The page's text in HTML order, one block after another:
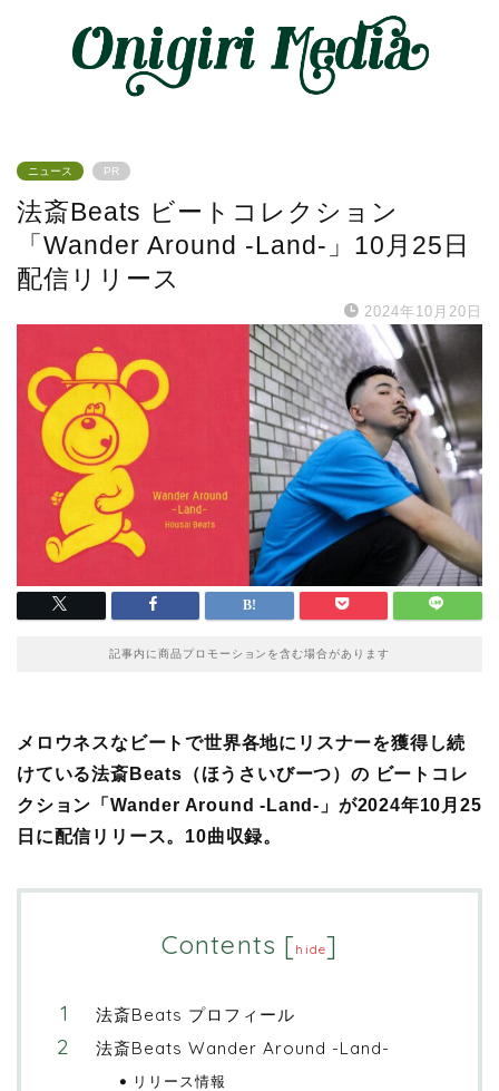
ニュース PR
法斎Beats ビートコレクション
「Wander Around -Land-」10月25日
配信リリース
2024年10月20日
記事内に商品プロモーションを含む場合があります
メロウネスなビートで世界各地にリスナーを獲得し続
けている法斎Beats（ほうさいびーつ）の ビートコレ
クション「Wander Around -Land-」が2024年10月25
日に配信リリース。10曲収録。
Contents [hide]
法斎Beats プロフィール
法斎Beats Wander Around -Land-
リリース情報